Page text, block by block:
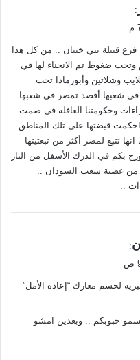
:
فرع قبيلة بني خيبان .. من كل هذا
وتحت ضغوط تم الانحناء لها في
وشلاتين وأبورمادا تحت
في شعبها أقصد تمصر في شعبها
وحكومتنا الغافلة في صمت
قبضتها على تلك المناطق
تتبع لمصر أكثر من تبعتيتها
بكم في الدرك الأسفل من النار
من غضبة شعب السودان ..
..
:
لحسم معارك “إعادة الأمل”
خبوبكم .. وبعدين امشو